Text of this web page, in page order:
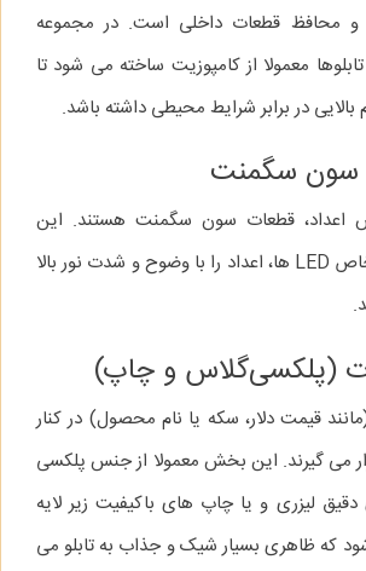
و محافظ قطعات داخلی است. در مجموعه
معمولا از کامپوزیت ساخته می‌ شود تا
بالایی در برابر شرایط محیطی داشته باشد.
سون‌ سگمنت
قطعات سون‌ سگمنت هستند. این
قطعات با چیدمان خاص LED ها، اعداد را با وضوح و شدت نور بالا
(پلکسی‌گلاس و چاپ)
قیمت دلار، سکه یا نام محصول) در کنار
می‌ گیرند. این بخش معمولا از جنس پلکسی‌
لیزری و یا چاپ‌ های باکیفیت زیر لایه
که ظاهری بسیار شیک و جذاب به تابلو می‌